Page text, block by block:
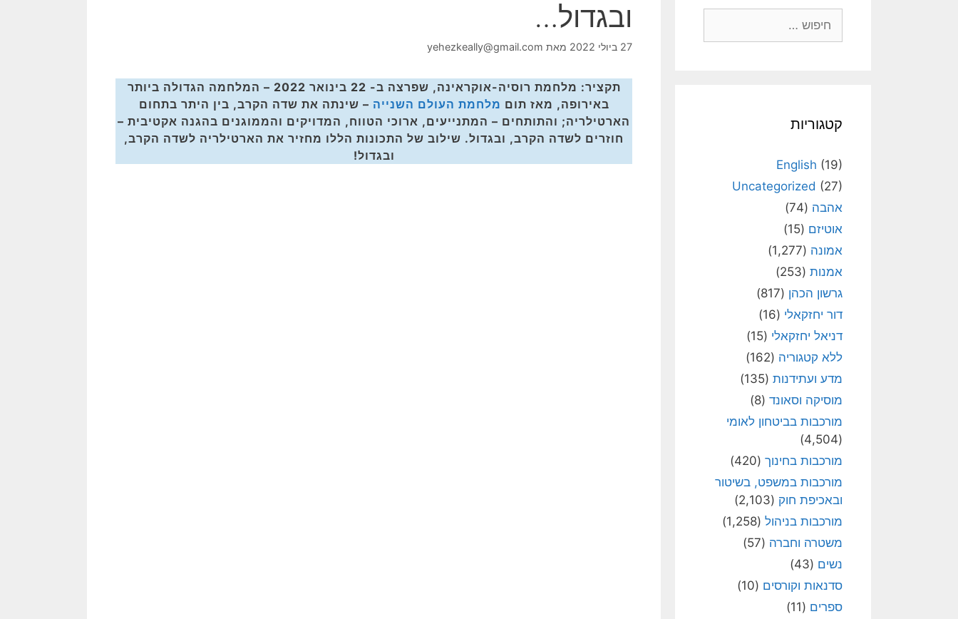
ובגדול…
27 ביולי 2022 מאת yehezkeally@gmail.com
תקציר: מלחמת רוסיה-אוקראינה, שפרצה ב- 22 בינואר 2022
– המלחמה הגדולה ביותר
באירופה, מאז תום מלחמת העולם השנייה – שינתה את שדה הקרב, בין היתר בתחום
הארטילריה; והתותחים – המתנייעים, ארוכי הטווח, המדויקים והממוגנים בהגנה אקטיבית –
חוזרים לשדה הקרב, ובגדול. שילוב של התכונות הללו מחזיר את הארטילריה לשדה הקרב,
ובגדול!
קטגוריות
English (19)
Uncategorized (27)
אהבה (74)
אוטיזם (15)
אמונה (1,277)
אמנות (253)
גרשון הכהן (817)
דור יחזקאלי (16)
דניאל יחזקאלי (15)
ללא קטגוריה (162)
מדע ועתידנות (135)
מוסיקה וסאונד (8)
מורכבות בביטחון לאומי
(4,504)
מורכבות בחינוך (420)
מורכבות במשפט, בשיטור
ובאכיפת חוק (2,103)
מורכבות בניהול (1,258)
משטרה וחברה (57)
נשים (43)
סדנאות וקורסים (10)
ספרים (11)